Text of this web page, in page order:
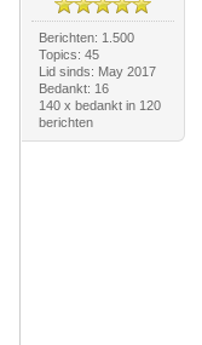
Berichten: 1.500
Topics: 45
Lid sinds: May 2017
Bedankt: 16
140 x bedankt in 120
berichten